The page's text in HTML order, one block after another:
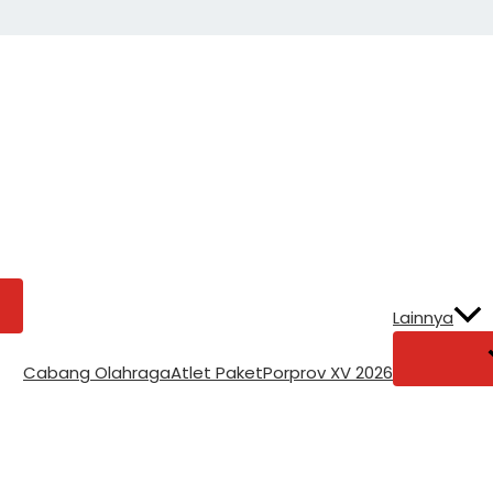
Cabang OlahragaAtlet PaketPorprov XV 2026
Lainnya